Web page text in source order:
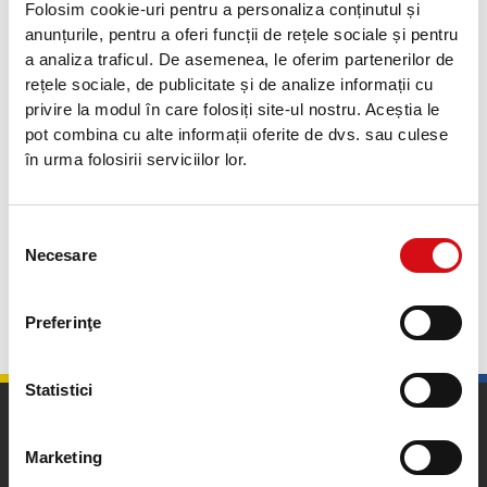
Folosim cookie-uri pentru a personaliza conținutul și
anunțurile, pentru a oferi funcții de rețele sociale și pentru
a analiza traficul. De asemenea, le oferim partenerilor de
rețele sociale, de publicitate și de analize informații cu
privire la modul în care folosiți site-ul nostru. Aceștia le
pot combina cu alte informații oferite de dvs. sau culese
în urma folosirii serviciilor lor.
consimțământului
Necesare
Preferinţe
Statistici
Marketing
creștere de 12,5%, portofoliul de credite al ProCredit Bank nu
urmează linia descendentă a sistemului bancar, unde s-a
înregistrat o scădere cu 2,5%, la momentul septembrie 2014.
Cunoștințele particularităților economiei românești și
abordarea noastră responsabilă de acordare a împrumuturilor
este demonstrată de rata de 4,61% a creditelor
neperformante, considerabil inferioară celei de 15,33%
prima opțiune pentru parteneriatul pe termen lung în domeniul
bancar.